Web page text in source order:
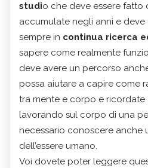
studio che deve essere fatto
accumulate negli anni e deve
sempre in continua ricerca
sapere come realmente
deve avere un percorso
possa aiutare a capire come
tra mente e corpo e
lavorando sul corpo di una
necessario conoscere anche
dell’essere umano.
Voi dovete poter leggere